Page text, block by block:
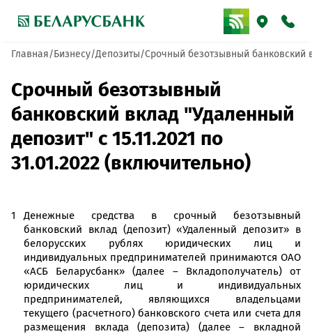
Главная Бизнесу Депозиты Срочный безотзывный банковский
Срочный безотзывный
банковский вклад "Удаленный
депозит" с 15.11.2021 по
31.01.2022 (включительно)
Денежные средства в срочный безотзывный
банковский вклад (депозит) «Удаленный депозит» в
белорусских рублях юридических лиц и
индивидуальных предпринимателей принимаются ОАО
«АСБ Беларусбанк» (далее – Вкладополучатель) от
юридических лиц и индивидуальных
предпринимателей, являющихся владельцами
текущего (расчетного) банковского счета или счета для
размещения вклада (депозита) (далее – вкладной